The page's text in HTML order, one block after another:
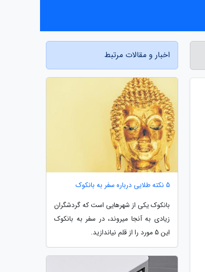
اخبار و مقالات مرتبط
5 نکته طلایی درباره سفر به بانکوک
بانکوک یکی از شهرهایی است که گردشگران
زیادی به آنجا میروند، در سفر به بانکوک
این 5 مورد را از قلم نیاندازید.